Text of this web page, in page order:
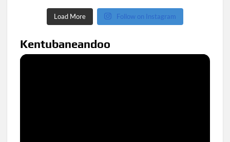
Load More Follow on Instagram
Kentubaneandoo